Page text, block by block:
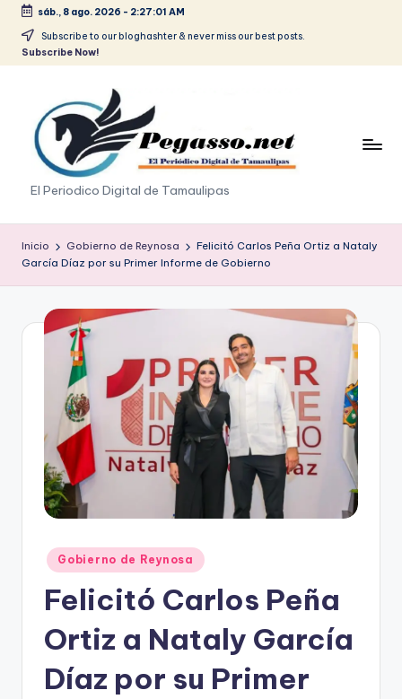
Saltar
sáb., 8 ago. 2026 - 2:27:01 AM
Subscribe to our bloghashter & never miss our best posts.
Subscribe Now!
p
e
g
a
o
El Periodico Digital de Tamaulipas
Inicio Gobierno de Reynosa
Felicitó Carlos Peña Ortiz a Nataly
García Díaz por su Primer Informe de Gobierno
Publicado
en
Gobierno de Reynosa
Felicitó Carlos Peña
Ortiz a Nataly García
Díaz por su Primer